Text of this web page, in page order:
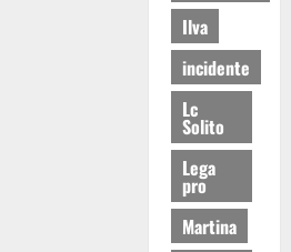
Ilva
incidente
Lc
Solito
Lega
pro
Martina